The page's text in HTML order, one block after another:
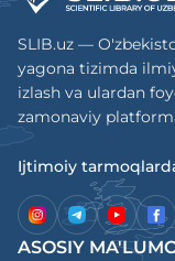
SLIB.uz —
yagona tizimda
izlash va ulardan
zamonaviy
Ijtimoiy
ASOSIY